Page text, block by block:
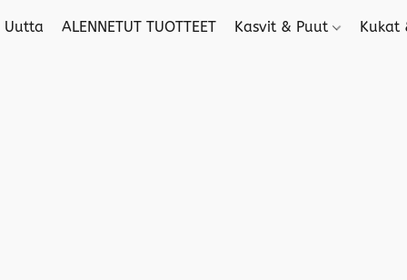
Uutta ALENNETUT TUOTTEET Kasvit & Puut Kukat